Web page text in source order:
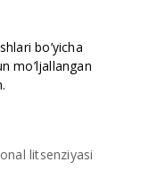
bo’yicha
mo’ljallangan
litsenziyasi